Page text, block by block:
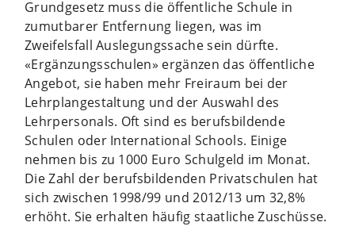
Grundgesetz muss die öffentliche Schule in
zumutbarer Entfernung liegen, was im
Zweifelsfall Auslegungssache sein dürfte.
«Ergänzungsschulen» ergänzen das öffentliche
Angebot, sie haben mehr Freiraum bei der
Lehrplangestaltung und der Auswahl des
Lehrpersonals. Oft sind es berufsbildende
Schulen oder International Schools. Einige
nehmen bis zu 1000 Euro Schulgeld im Monat.
Die Zahl der berufsbildenden Privatschulen hat
sich zwischen 1998/99 und 2012/13 um 32,8%
erhöht. Sie erhalten häufig staatliche Zuschüsse.